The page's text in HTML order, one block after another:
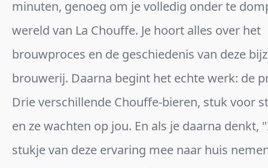
minuten, genoeg om je volledig onder te
wereld van La Chouffe. Je hoort alles over het
brouwproces en de geschiedenis van deze
brouwerij. Daarna begint het echte werk: de
Drie verschillende Chouffe-bieren, stuk voor
en ze wachten op jou. En als je daarna denkt,
stukje van deze ervaring mee naar huis